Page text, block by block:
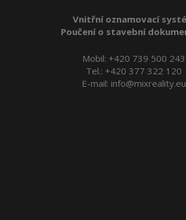
Vnitřní oznamovací
Poučení o stavební
Mobil: +420 739 500 243
Tel.: +420 377 322 120
E-mail: info@mixreality.eu